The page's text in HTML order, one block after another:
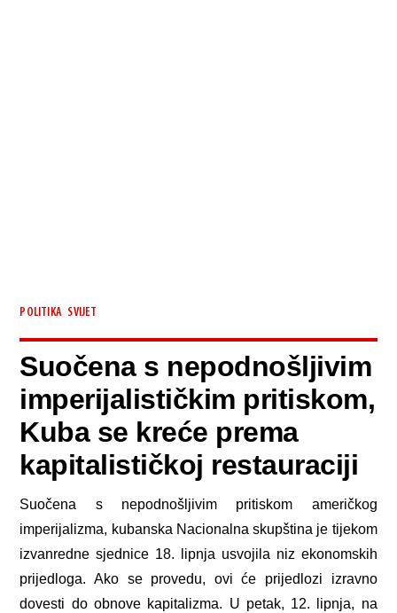
POLITIKA SVIJET
Suočena s nepodnošljivim
imperijalističkim pritiskom,
Kuba se kreće prema
kapitalističkoj restauraciji
Suočena s nepodnošljivim pritiskom američkog
imperijalizma, kubanska Nacionalna skupština je tijekom
izvanredne sjednice 18. lipnja usvojila niz ekonomskih
prijedloga. Ako se provedu, ovi će prijedlozi izravno
dovesti do obnove kapitalizma. U petak, 12. lipnja, na